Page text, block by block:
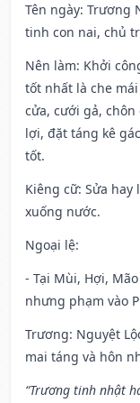
Tên ngày: Trương
tinh con nai, chủ
Nên làm: Khởi
tốt nhất là che
cửa, cưới gả,
lợi, đặt táng kê
tốt.
Kiêng cữ: Sửa hay
xuống nước.
Ngoại lệ:
- Tại Mùi, Hợi,
nhưng phạm vào
Trương: Nguyệt
mai táng và hôn
“Trương tinh nhật